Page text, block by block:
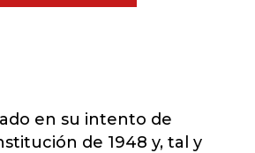
en su intento de
de 1948 y, tal y